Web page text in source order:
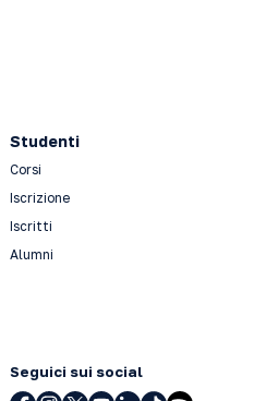
Studenti
Corsi
Iscrizione
Iscritti
Alumni
Seguici sui social